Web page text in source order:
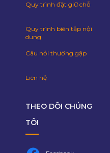
Quy trình đặt giữ chỗ
Quy trình biên tập nội
dung
Câu hỏi thường gặp
Liên hệ
THEO DÕI CHÚNG
TÔI